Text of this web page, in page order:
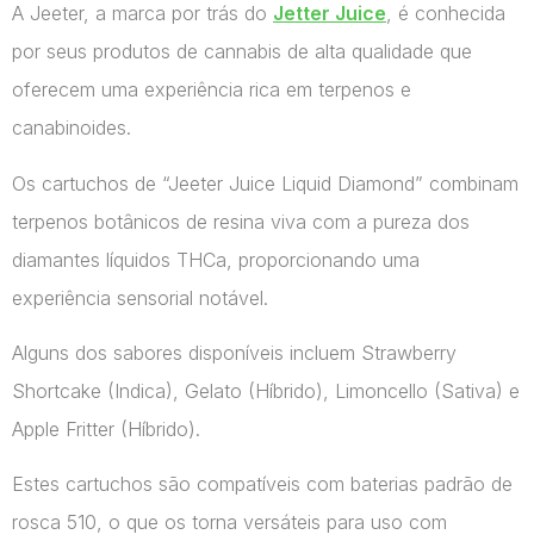
A Jeeter, a marca por trás do Jetter Juice, é conhecida
por seus produtos de cannabis de alta qualidade que
oferecem uma experiência rica em terpenos e
canabinoides.
Os cartuchos de “Jeeter Juice Liquid Diamond” combinam
terpenos botânicos de resina viva com a pureza dos
diamantes líquidos THCa, proporcionando uma
experiência sensorial notável.
Alguns dos sabores disponíveis incluem Strawberry
Shortcake (Indica), Gelato (Híbrido), Limoncello (Sativa) e
Apple Fritter (Híbrido).
Estes cartuchos são compatíveis com baterias padrão de
rosca 510, o que os torna versáteis para uso com